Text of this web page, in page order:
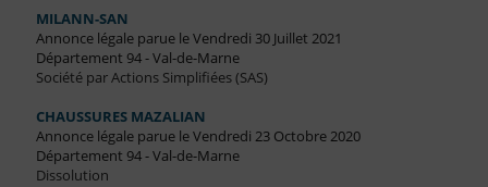
MILANN-SAN
Annonce légale parue le Vendredi 30 Juillet 2021
Département 94 - Val-de-Marne
Société par Actions Simplifiées (SAS)
CHAUSSURES MAZALIAN
Annonce légale parue le Vendredi 23 Octobre 2020
Département 94 - Val-de-Marne
Dissolution